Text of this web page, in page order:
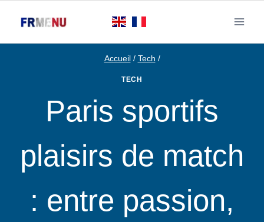
Accueil / Tech /
TECH
Paris sportifs
plaisirs de match
: entre passion,